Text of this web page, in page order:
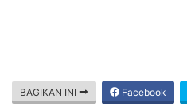
BAGIKAN INI Facebook